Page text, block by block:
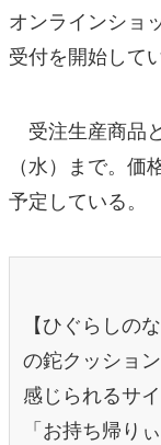
オンラインショ
受付を開始して
受注生産商品
（水）まで。
予定している。
【ひぐらしの
の鉈クッショ
感じられるサ
「お持ち帰り